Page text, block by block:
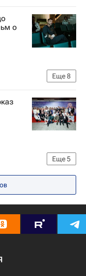
о
Еще8
19
Еще5